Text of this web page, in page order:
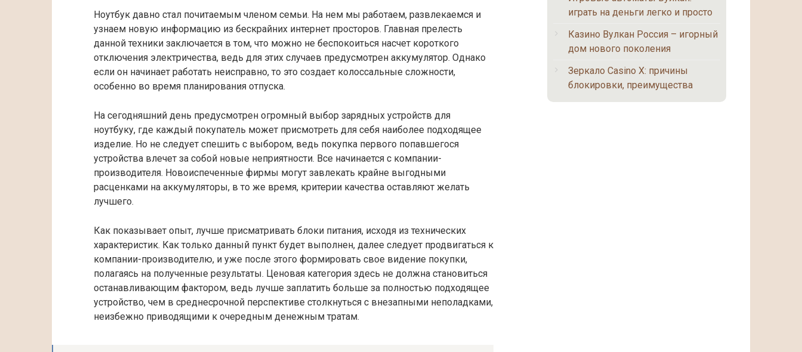
Ноутбук давно стал почитаемым членом семьи. На нем мы работаем, развлекаемся и
узнаем новую информацию из бескрайних интернет просторов. Главная прелесть
данной техники заключается в том, что можно не беспокоиться насчет короткого
отключения электричества, ведь для этих случаев предусмотрен аккумулятор. Однако
если он начинает работать неисправно, то это создает колоссальные сложности,
особенно во время планирования отпуска.
На сегодняшний день предусмотрен огромный выбор зарядных устройств для
ноутбуку, где каждый покупатель может присмотреть для себя наиболее подходящее
изделие. Но не следует спешить с выбором, ведь покупка первого попавшегося
устройства влечет за собой новые неприятности. Все начинается с компании-
производителя. Новоиспеченные фирмы могут завлекать крайне выгодными
расценками на аккумуляторы, в то же время, критерии качества оставляют желать
лучшего.
Как показывает опыт, лучше присматривать блоки питания, исходя из технических
характеристик. Как только данный пункт будет выполнен, далее следует продвигаться к
компании-производителю, и уже после этого формировать свое видение покупки,
полагаясь на полученные результаты. Ценовая категория здесь не должна становиться
останавливающим фактором, ведь лучше заплатить больше за полностью подходящее
устройство, чем в среднесрочной перспективе столкнуться с внезапными неполадками,
неизбежно приводящими к очередным денежным тратам.
играть на деньги легко и просто
Казино Вулкан Россия – игорный
дом нового поколения
Зеркало Casino X: причины
блокировки, преимущества